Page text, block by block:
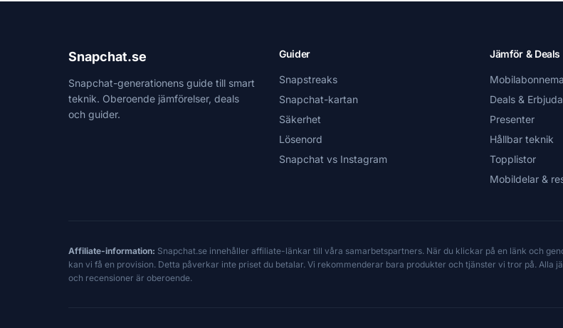
Snapchat.se
Snapchat-generationens guide till smart
teknik. Oberoende jämförelser, deals
och guider.
Guider
Snapstreaks
Snapchat-kartan
Säkerhet
Lösenord
Snapchat vs Instagram
Jämför & Deals
Deals &
Presenter
Hållbar teknik
Topplistor
Mobildelar &
Affiliate-information: Snapchat.se innehåller affiliate-länkar till våra samarbetspartners. När du klickar på en länk och
kan vi få en provision. Detta påverkar inte priset du betalar. Vi rekommenderar bara produkter och tjänster vi tror på. Alla
och recensioner är oberoende.